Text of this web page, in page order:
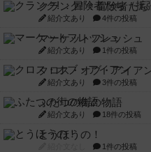
クランク! ：冒険者たち
紹介文あり 4件の投稿
マーケットフレッシュ
紹介文あり 1件の投稿
クロス・オブ・アイア
紹介文あり 3件の投稿
ふたつの街の物語
紹介文あり 18件の投稿
とうほうの！
1件の投稿